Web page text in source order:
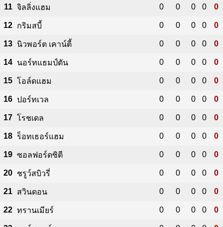
11 จิลลิ่งแฮม 0 0 0 0 0
12 กริมสบี้ 0 0 0 0 0
13 นิวพอร์ต เคาน์ตี้ 0 0 0 0 0
14 นอร์ทแธมป์ตัน 0 0 0 0 0
15 โอล์ดแฮม 0 0 0 0 0
16 ปอร์ทเวล 0 0 0 0 0
17 โรชเดล 0 0 0 0 0
18 ร็อทเธอร์แฮม 0 0 0 0 0
19 ซอลฟอร์ดซิตี 0 0 0 0 0
20 ชรูว์สบิวรี่ 0 0 0 0 0
21 สวินดอน 0 0 0 0 0
22 ทรานเมียร์ 0 0 0 0 0